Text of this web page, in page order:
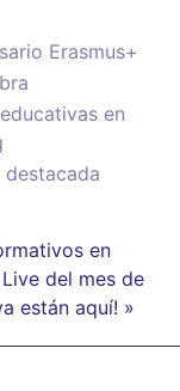
Erasmus+
en
en
del mes de
están aquí! »